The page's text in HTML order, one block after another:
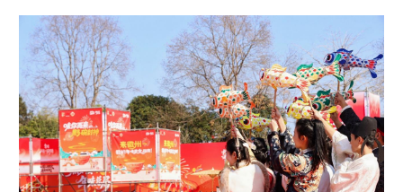
多语种频道
English Español Français عربى
Русский язык 日本語 한국어
Deutsch Português